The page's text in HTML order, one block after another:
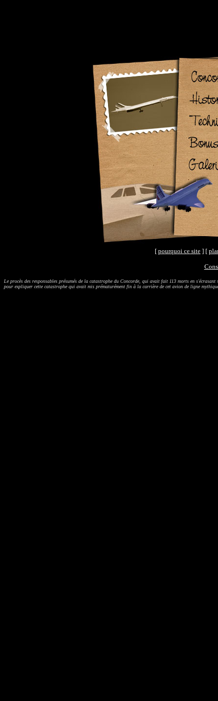
[ pourquoi ce site ] [
Le procès des responsables présumés de la catastrophe du Concorde, qui avait fait 113 morts en
pour expliquer cette catastrophe qui avait mis prématurément fin à la carrière de cet avion de ligne